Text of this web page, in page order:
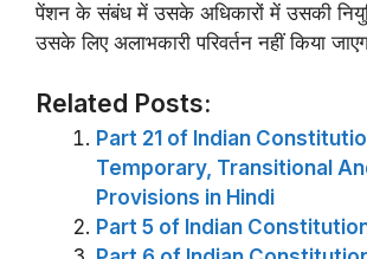
पेंशन के संबंध में उसके अधिकारों में उसकी
उसके लिए अलाभकारी परिवर्तन नहीं किया
Related Posts:
Part 21 of Indian
Temporary, Transitional
Provisions in Hindi
Part 5 of Indian